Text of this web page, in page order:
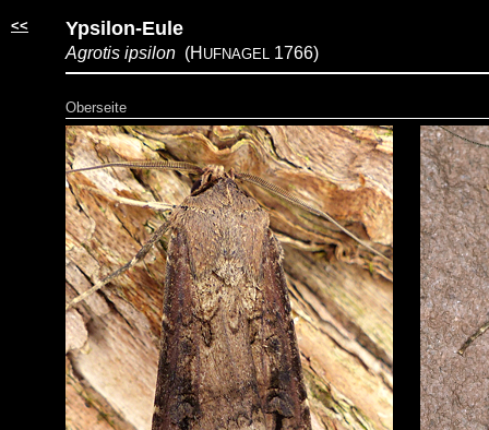
<< Ypsilon-Eule
Agrotis ipsilon (H UFNAGEL 1766)
Oberseite